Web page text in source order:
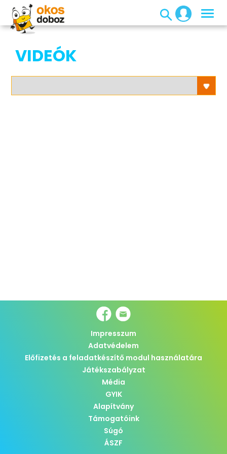
VIDEÓK
Impresszum
Adatvédelem
Előfizetés a feladatkészítő modul használatára
Játékszabályzat
Média
GYIK
Alapítvány
Támogatóink
Súgó
ÁSZF